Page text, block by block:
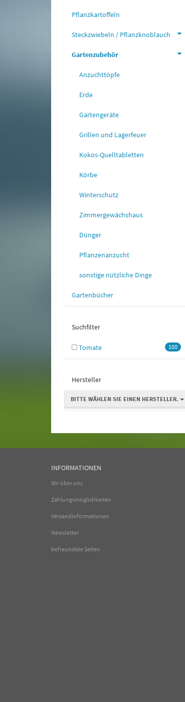
Knollensellerie Mars
Pflanzkartoffeln
Steckzwiebeln / Pflanzknoblauch
Gartenzubehör
Anzuchttöpfe
Erde
Gartengeräte
Grillen und Lagerfeuer
Kokos-Quelltabletten
Körbe
Winterschutz
Zimmergewächshaus
Dünger
Pflanzenanzucht
sonstige nützliche Dinge
Gartenbücher
Suchfilter
100
Tomate
Hersteller
BITTE WÄHLEN SIE EINEN HERSTELLER.
INFORMATIONEN
Wir über uns
Zahlungsmöglichkeiten
Versandinformationen
Newsletter
befreundete Seiten